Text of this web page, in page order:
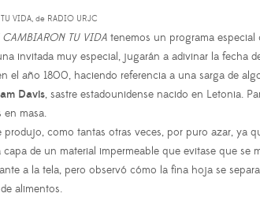
VIDA, de RADIO URJC
TU VIDA tenemos un programa
invitada muy especial, jugarán a adivinar la
el año 1800, haciendo referencia a una sarga de
Davis, sastre estadounidense nacido en Letonia.
en masa.
produjo, como tantas otras veces, por puro azar, ya
de un material impermeable que evitase que
a la tela, pero observó cómo la fina hoja se
alimentos.